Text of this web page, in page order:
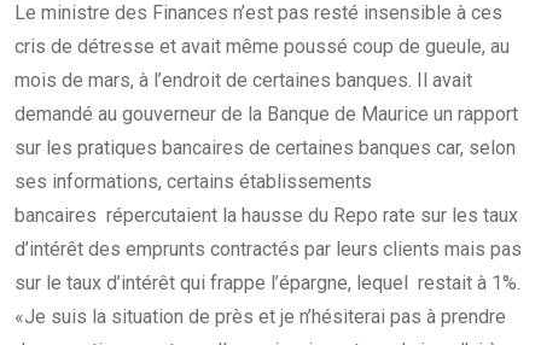
Le ministre des Finances n’est pas resté insensible à ces
cris de détresse et avait même poussé coup de gueule, au
mois de mars, à l’endroit de certaines banques. Il avait
demandé au gouverneur de la Banque de Maurice un rapport
sur les pratiques bancaires de certaines banques car, selon
ses informations, certains établissements
bancaires répercutaient la hausse du Repo rate sur les taux
d’intérêt des emprunts contractés par leurs clients mais pas
sur le taux d’intérêt qui frappe l’épargne, lequel restait à 1%.
«Je suis la situation de près et je n’hésiterai pas à prendre